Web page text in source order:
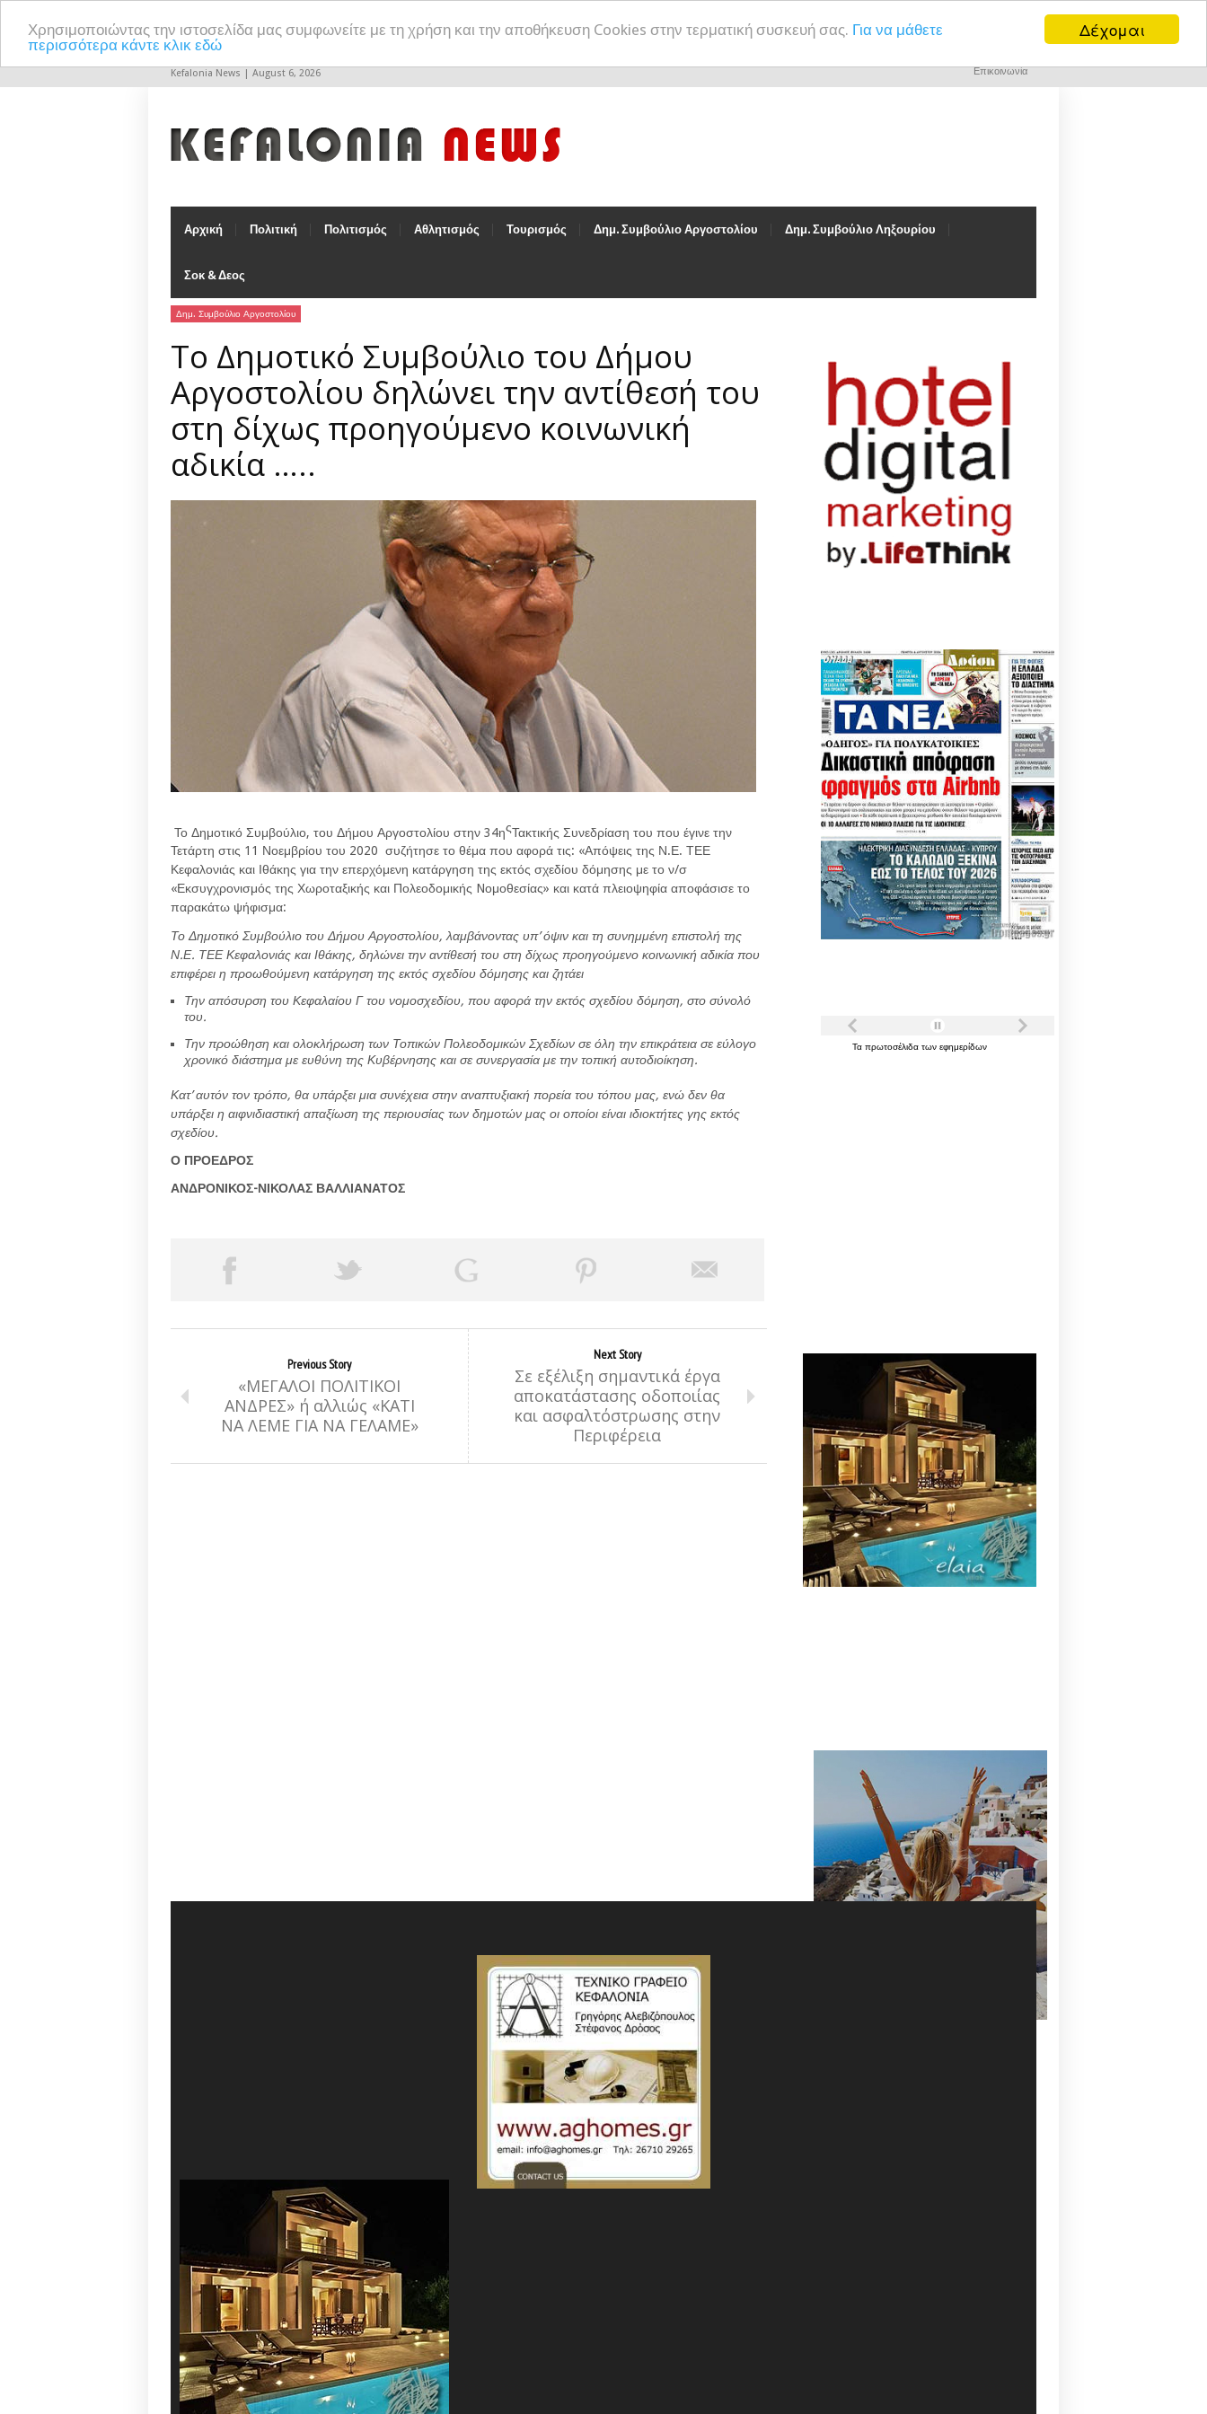
Δέχομαι
Χρησιμοποιώντας την ιστοσελίδα μας συμφωνείτε με τη χρήση και την αποθήκευση Cookies στην τερματική συσκευή σας. Για να μάθετε
περισσότερα κάντε κλικ εδώ
Kefalonia News | August 6, 2026 Επικοινωνία
Αρχική Πολιτική Πολιτισμός Αθλητισμός Τουρισμός Δημ. Συμβούλιο Αργοστολίου Δημ. Συμβούλιο Ληξουρίου
Σοκ & Δεος
Δημ. Συμβούλιο Αργοστολίου
Το Δημοτικό Συμβούλιο του Δήμου
Αργοστολίου δηλώνει την αντίθεσή του
στη δίχως προηγούμενο κοινωνική
αδικία …..
Το Δημοτικό Συμβούλιο, του Δήμου Αργοστολίου στην 34ηςΤακτικής Συνεδρίαση του που έγινε την
Τετάρτη στις 11 Νοεμβρίου του 2020 συζήτησε το θέμα που αφορά τις: «Απόψεις της Ν.Ε. ΤΕΕ
Κεφαλονιάς και Ιθάκης για την επερχόμενη κατάργηση της εκτός σχεδίου δόμησης με το ν/σ
«Εκσυγχρονισμός της Χωροταξικής και Πολεοδομικής Nομοθεσίας» και κατά πλειοψηφία αποφάσισε το
παρακάτω ψήφισμα:
Το Δημοτικό Συμβούλιο του Δήμου Αργοστολίου, λαμβάνοντας υπ’ όψιν και τη συνημμένη επιστολή της
Ν.Ε. ΤΕΕ Κεφαλονιάς και Ιθάκης, δηλώνει την αντίθεσή του στη δίχως προηγούμενο κοινωνική αδικία που
επιφέρει η προωθούμενη κατάργηση της εκτός σχεδίου δόμησης και ζητάει
Την απόσυρση του Κεφαλαίου Γ του νομοσχεδίου, που αφορά την εκτός σχεδίου δόμηση, στο σύνολό
του.
Την προώθηση και ολοκλήρωση των Τοπικών Πολεοδομικών Σχεδίων σε όλη την επικράτεια σε εύλογο
χρονικό διάστημα με ευθύνη της Κυβέρνησης και σε συνεργασία με την τοπική αυτοδιοίκηση.
Κατ’ αυτόν τον τρόπο, θα υπάρξει μια συνέχεια στην αναπτυξιακή πορεία του τόπου μας, ενώ δεν θα
υπάρξει η αιφνιδιαστική απαξίωση της περιουσίας των δημοτών μας οι οποίοι είναι ιδιοκτήτες γης εκτός
σχεδίου.
Ο ΠΡΟΕΔΡΟΣ
ΑΝΔΡΟΝΙΚΟΣ-ΝΙΚΟΛΑΣ ΒΑΛΛΙΑΝΑΤΟΣ
Previous Story
«ΜΕΓΑΛΟΙ ΠΟΛΙΤΙΚΟΙ
ΑΝΔΡΕΣ» ή αλλιώς «ΚΑΤΙ
ΝΑ ΛΕΜΕ ΓΙΑ ΝΑ ΓΕΛΑΜΕ»
Next Story
Σε εξέλιξη σημαντικά έργα
αποκατάστασης οδοποιίας
και ασφαλτόστρωσης στην
Περιφέρεια
Τα πρωτοσέλιδα των εφημερίδων